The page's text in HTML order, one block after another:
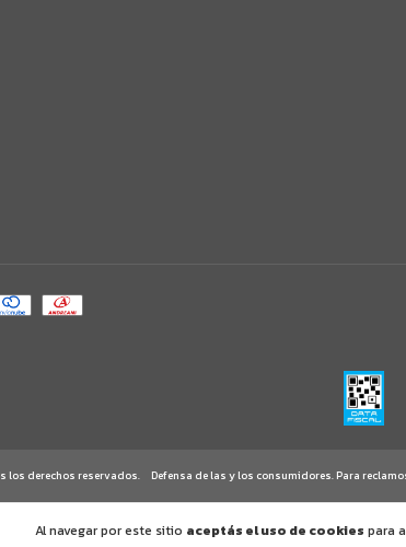
Al navegar por este sitio aceptás el uso de cookies para
los derechos reservados. Defensa de las y los consumidores. Para